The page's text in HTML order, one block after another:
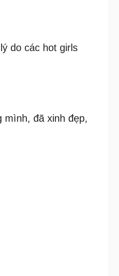
do các hot girls
mình, đã xinh đẹp,